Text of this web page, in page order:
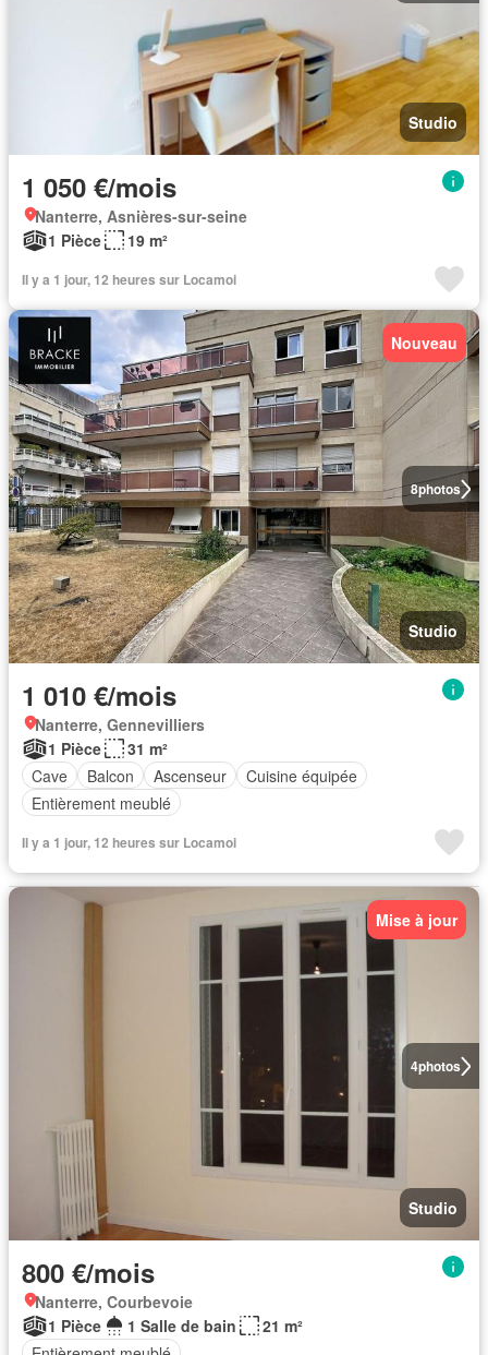
Studio
1 050 €/mois
Nanterre, Asnières-sur-seine
1 Pièce
19 m²
Il y a 1 jour, 12 heures sur Locamoi
8photos
Nouveau
Studio
1 010 €/mois
Nanterre, Gennevilliers
1 Pièce
31 m²
Cave
Balcon Ascenseur
Cuisine équipée
Entièrement meublé
Il y a 1 jour, 12 heures sur Locamoi
4photos
Mise à jour
Studio
800 €/mois
Nanterre, Courbevoie
1 Pièce
1 Salle de bain
21 m²